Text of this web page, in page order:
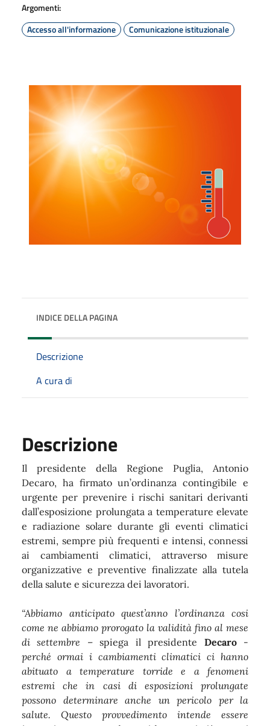
Argomenti:
Accesso all'informazione
Comunicazione istituzionale
INDICE DELLA PAGINA
Descrizione
A cura di
Descrizione
Il presidente della Regione Puglia, Antonio
Decaro, ha firmato un’ordinanza contingibile e
urgente per prevenire i rischi sanitari derivanti
dall’esposizione prolungata a temperature elevate
e radiazione solare durante gli eventi climatici
estremi, sempre più frequenti e intensi, connessi
ai cambiamenti climatici, attraverso misure
organizzative e preventive finalizzate alla tutela
della salute e sicurezza dei lavoratori.
“Abbiamo anticipato quest’anno l’ordinanza cosi
come ne abbiamo prorogato la validità fino al mese
di settembre – spiega il presidente Decaro-
perché ormai i cambiamenti climatici ci hanno
abituato a temperature torride e a fenomeni
estremi che in casi di esposizioni prolungate
possono determinare anche un pericolo per la
salute. Questo provvedimento intende essere